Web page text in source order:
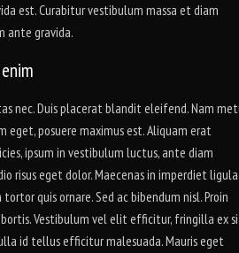
est. Curabitur vestibulum massa et diam
ante gravida.
nec. Duis placerat blandit eleifend. Nam
eget, posuere maximus est. Aliquam erat
ipsum in vestibulum luctus, ante diam
risus eget dolor. Maecenas in imperdiet ligula.
quis ornare. Sed ac bibendum nisl. Proin
Vestibulum vel elit efficitur, fringilla ex
id tellus efficitur malesuada. Mauris eget